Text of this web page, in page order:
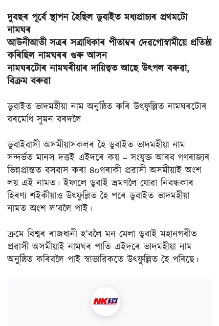
দুবছৰ পূৰ্বে স্থাপন হৈছিল ডুবাইত মধ্যপ্ৰাচ্যৰ প্ৰথমটো
নামঘৰ
আউনীআতী সত্রৰ সত্রাধিকাৰ পীতাম্বৰ দেৱগোস্বামীয়ে প্ৰতিষ্ঠা
কৰিছিল নামঘৰৰ গুৰু আসন
নামঘৰটোৰ নামঘৰীয়াৰ দায়িত্বত আছে উৎপল বৰুৱা,
বিক্রম বৰুৱা
ডুবাইত ভাদমহীয়া নাম অনুষ্ঠিত কৰি উৎফুল্লিত নামঘৰটোৰ
বৰমেধি সুমন বৰদলৈ
ডুবাইবাসী অসমীয়াসকলৰ হৈ ডুবাইত ভাদমহীয়া নাম
সন্দৰ্ভত মানস দত্তই এইদৰে কয় – সংযুক্ত আৰব গণৰাজ্যৰ
ভিন্নপ্ৰান্তত বসবাস কৰা ৪০গৰাকী প্রৱাসী অসমীয়াই অংশ
লয় এই নামত। ইফালে ডুবাই ভ্রমণলৈ যোৱা নিবন্ধকাৰ
হিৰণ্য শইকীয়াও উৎফুল্লিত হৈ পৰে ডুবাইত ভাদমহীয়া
নামত অংশ ল’বলৈ পাই।
ক্রমে বিশ্বৰ ৰাজধানী হ’বলৈ মন মেলা ডুবাই মহানগৰীত
প্রৱাসী অসমীয়াই নামঘৰ পাতি এইদৰে ভাদমহীয়া নাম
অনুষ্ঠিত কৰিবলৈ পাই স্বাভাৱিকতে উৎফুল্লিত হৈ পৰিছে।